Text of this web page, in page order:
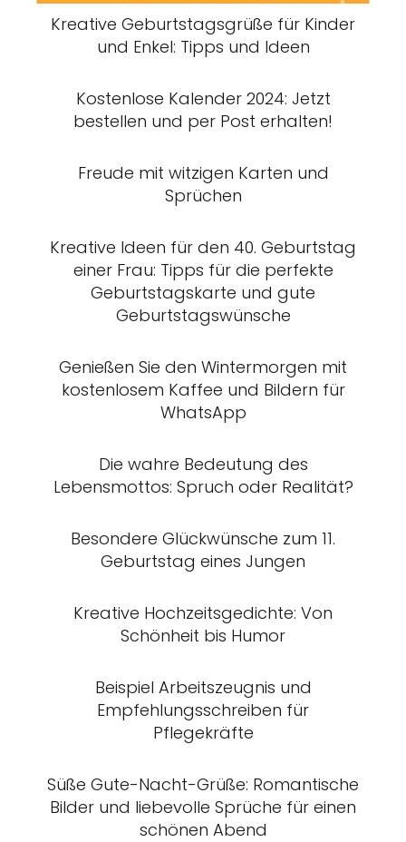
Kreative Geburtstagsgrüße für Kinder
und Enkel: Tipps und Ideen
Kostenlose Kalender 2024: Jetzt
bestellen und per Post erhalten!
Freude mit witzigen Karten und
Sprüchen
Kreative Ideen für den 40. Geburtstag
einer Frau: Tipps für die perfekte
Geburtstagskarte und gute
Geburtstagswünsche
Genießen Sie den Wintermorgen mit
kostenlosem Kaffee und Bildern für
WhatsApp
Die wahre Bedeutung des
Lebensmottos: Spruch oder Realität?
Besondere Glückwünsche zum 11.
Geburtstag eines Jungen
Kreative Hochzeitsgedichte: Von
Schönheit bis Humor
Beispiel Arbeitszeugnis und
Empfehlungsschreiben für
Pflegekräfte
Süße Gute-Nacht-Grüße: Romantische
Bilder und liebevolle Sprüche für einen
schönen Abend